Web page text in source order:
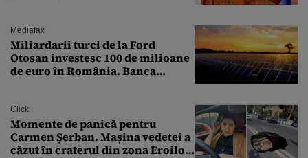
Mediafax
Miliardarii turci de la Ford
Otosan investesc 100 de milioane
de euro în România. Banca
Click
Momente de panică pentru
Carmen Șerban. Mașina vedetei a
căzut în craterul din zona Eroilor: